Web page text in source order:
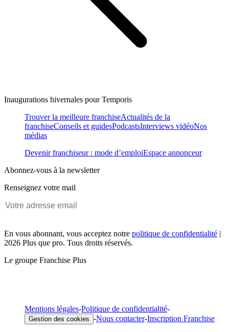
Inaugurations hivernales pour Temporis
Trouver la meilleure franchiseActualités de la
franchiseConseils et guidesPodcastsInterviews vidéoNos
médias
Devenir franchiseur : mode d’emploiEspace annonceur
Abonnez-vous à la newsletter
Renseignez votre mail
En vous abonnant, vous acceptez notre politique de confidentialité |
2026 Plus que pro. Tous droits réservés.
Le groupe Franchise Plus
Mentions légales-Politique de confidentialité-
Gestion des cookies -Nous contacter-Inscription Franchise